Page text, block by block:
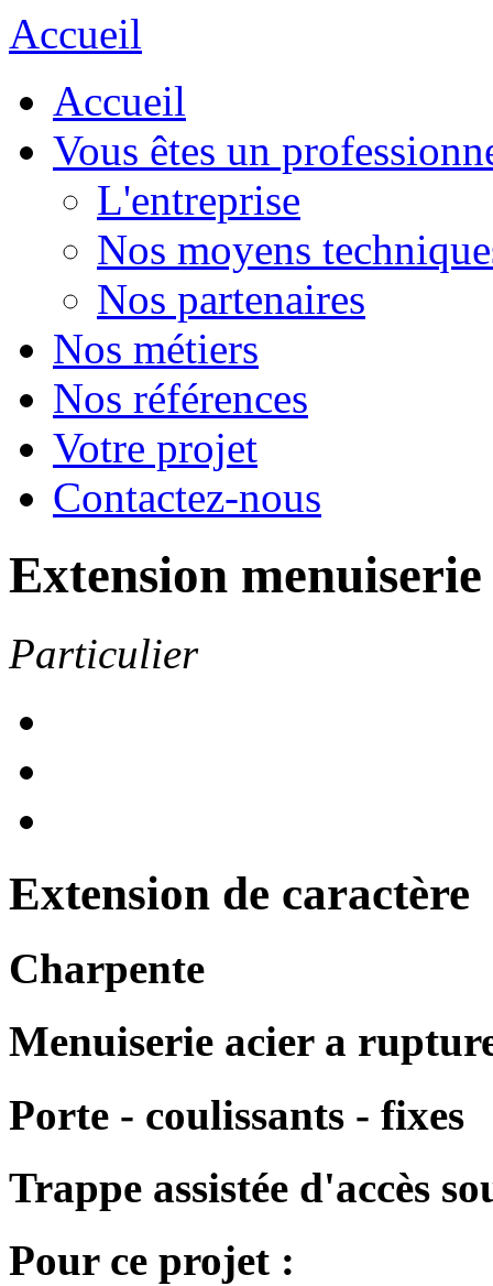
Accueil
Accueil
Vous êtes un
L'entreprise
Nos moyens
Nos partenaires
Nos métiers
Nos références
Votre projet
Contactez-nous
Extension
Particulier
Extension de caractère
Charpente
Menuiserie acier a
Porte - coulissants - fixes
Trappe assistée d'accès
Pour ce projet :